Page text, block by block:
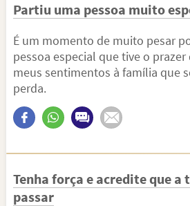
Partiu uma pessoa muito
É um momento de muito pesar
pessoa especial que tive o prazer
meus sentimentos à família que
perda.
Tenha força e acredite que a
passar